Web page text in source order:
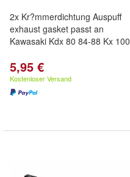
2x Kr?mmerdichtung Auspuff
exhaust gasket passt an
Kawasaki Kdx 80 84-88 Kx 100
5,95 €
Kostenloser Versand